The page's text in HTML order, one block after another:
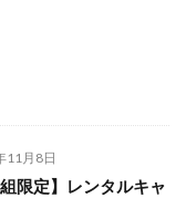
11月8日
組限定】レンタルキャ